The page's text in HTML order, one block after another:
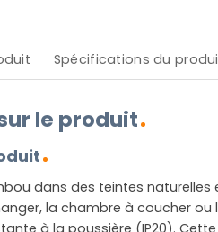
Spécifications du
le produit
dans des teintes naturelles
la chambre à coucher ou
à la poussière (IP20).